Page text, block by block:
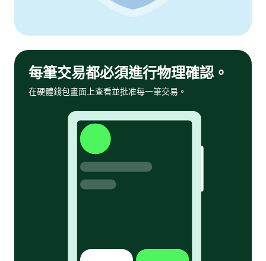
每筆交易都必須進行物理確認。
在硬體錢包畫面上查看並批准每一筆交易。